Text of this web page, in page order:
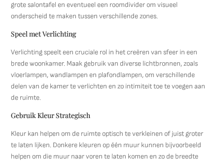
grote salontafel en eventueel een roomdivider om visueel
onderscheid te maken tussen verschillende zones.
Speel met Verlichting
Verlichting speelt een cruciale rol in het creëren van sfeer in een
brede woonkamer. Maak gebruik van diverse lichtbronnen, zoals
vloerlampen, wandlampen en plafondlampen, om verschillende
delen van de kamer te verlichten en zo intimiteit toe te voegen aan
de ruimte.
Gebruik Kleur Strategisch
Kleur kan helpen om de ruimte optisch te verkleinen of juist groter
te laten lijken. Donkere kleuren op één muur kunnen bijvoorbeeld
helpen om die muur naar voren te laten komen en zo de breedte